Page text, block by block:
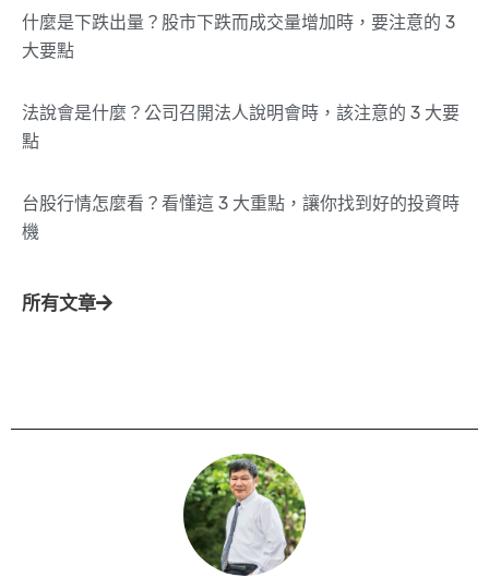
什麼是下跌出量？股市下跌而成交量增加時，要注意的 3
大要點
法說會是什麼？公司召開法人說明會時，該注意的 3 大要
點
台股行情怎麼看？看懂這 3 大重點，讓你找到好的投資時
機
所有文章